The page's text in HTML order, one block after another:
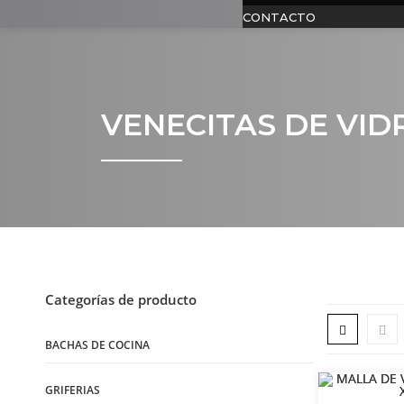
CONTACTO
VENECITAS DE
Categorías de producto
BACHAS DE COCINA
GRIFERIAS